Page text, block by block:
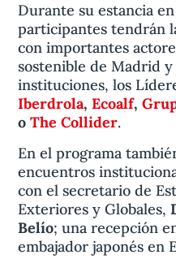
Durante su estancia
participantes tendrán
con importantes
sostenible de Madrid
instituciones, los
Iberdrola,Ecoalf,
oThe Collider.
En el programa
encuentros
con el secretario de
Exteriores y Globales,
Belío; una recepción
embajador japonés en